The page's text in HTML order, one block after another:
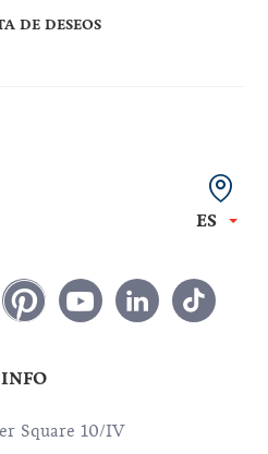
DE DESEOS
ES
INFO
Square 10/IV